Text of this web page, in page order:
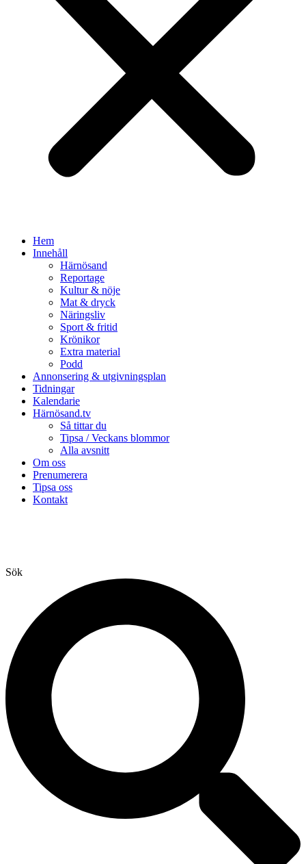
Hem
Innehåll
Härnösand
Reportage
Kultur & nöje
Mat & dryck
Näringsliv
Sport & fritid
Krönikor
Extra material
Podd
Annonsering & utgivningsplan
Tidningar
Kalendarie
Härnösand.tv
Så tittar du
Tipsa / Veckans blommor
Alla avsnitt
Om oss
Prenumerera
Tipsa oss
Kontakt
Sök